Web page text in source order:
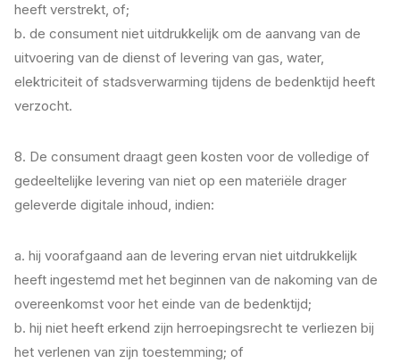
heeft verstrekt, of;
b. de consument niet uitdrukkelijk om de aanvang van de
uitvoering van de dienst of levering van gas, water,
elektriciteit of stadsverwarming tijdens de bedenktijd heeft
verzocht.
8. De consument draagt geen kosten voor de volledige of
gedeeltelijke levering van niet op een materiële drager
geleverde digitale inhoud, indien:
a. hij voorafgaand aan de levering ervan niet uitdrukkelijk
heeft ingestemd met het beginnen van de nakoming van de
overeenkomst voor het einde van de bedenktijd;
b. hij niet heeft erkend zijn herroepingsrecht te verliezen bij
het verlenen van zijn toestemming; of